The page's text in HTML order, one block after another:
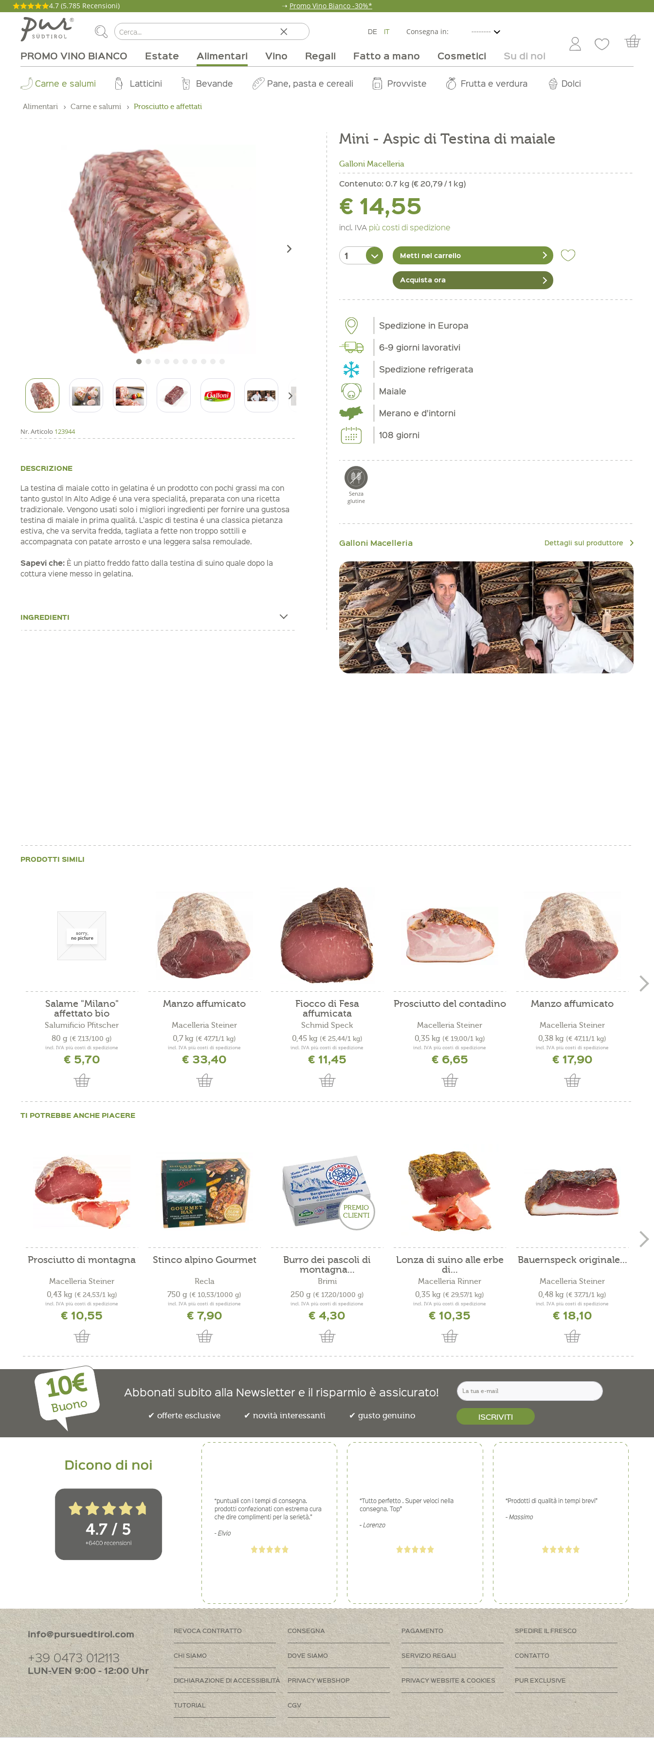
4.7 (5.785 Recensioni) ➝ Promo Vino Bianco -30%*
DE IT Consegna in:
PROMO VINO BIANCO Estate Alimentari Vino Regali Fatto a mano Cosmetici Su di noi
Aperitivo Brunch Per la grigliata Mondo delle fragole Mondo delle albicocche
Carne e salumi Latticini Bevande Pane, pasta e cereali Provviste Frutta e verdura Dolci
Tipi di vino Vitigni Zone vinicole Occasione Selezioni vino Vini in offerta
Pacchetti Abo Box Buono online Borse e confezioni
Cucina Casa Cirmolo
Salute e bellezza Tinture Profumi & fragranze
La nostra filosofia Magazine Produttori Team Nostri mercati Pur Exclusive Online Rivenditori Service Carriera
Alimentari Carne e salumi Prosciutto e affettati
Nr. Articolo 123944
DESCRIZIONE
La testina di maiale cotto in gelatina é un prodotto con pochi grassi ma con
tanto gusto! In Alto Adige é una vera specialitá, preparata con una ricetta
tradizionale. Vengono usati solo i migliori ingredienti per fornire una gustosa
testina di maiale in prima qualitá. L'aspic di testina é una classica pietanza
estiva, che va servita fredda, tagliata a fette non troppo sottili e
accompagnata con patate arrosto e una leggera salsa remoulade.
Sapevi che: È un piatto freddo fatto dalla testina di suino quale dopo la
cottura viene messo in gelatina.
INGREDIENTI
Mini - Aspic di Testina di maiale
Galloni Macelleria
Contenuto:0.7 kg (€ 20,79 / 1 kg)
€ 14,55
incl. IVA più costi di spedizione
Metti nel carrello
Acquista ora
Spedizione in Europa
6-9 giorni lavorativi
Spedizione refrigerata
Maiale
Merano e d'intorni
108 giorni
Senza
glutine
Galloni Macelleria Dettagli sul produttore
PRODOTTI SIMILI
Salame "Milano"
affettato bio
Salumificio Pfitscher
80 g (€ 7,13/100 g)
incl. IVA più costi di spedizione
€ 5,70
Manzo affumicato
Macelleria Steiner
0,7 kg (€ 47,71/1 kg)
incl. IVA più costi di spedizione
€ 33,40
Fiocco di Fesa
affumicata
Schmid Speck
0,45 kg (€ 25,44/1 kg)
incl. IVA più costi di spedizione
€ 11,45
Prosciutto del contadino
Macelleria Steiner
0,35 kg (€ 19,00/1 kg)
incl. IVA più costi di spedizione
€ 6,65
Manzo affumicato
Macelleria Steiner
0,38 kg (€ 47,11/1 kg)
incl. IVA più costi di spedizione
€ 17,90
TI POTREBBE ANCHE PIACERE
Prosciutto di montagna
Macelleria Steiner
0,43 kg (€ 24,53/1 kg)
incl. IVA più costi di spedizione
€ 10,55
Stinco alpino Gourmet
Recla
750 g (€ 10,53/1000 g)
incl. IVA più costi di spedizione
€ 7,90
PREMIO
CLIENTI
Burro dei pascoli di
montagna...
Brimi
250 g (€ 17,20/1000 g)
incl. IVA più costi di spedizione
€ 4,30
Lonza di suino alle erbe
di...
Macelleria Rinner
0,35 kg (€ 29,57/1 kg)
incl. IVA più costi di spedizione
€ 10,35
Bauernspeck originale...
Macelleria Steiner
0,48 kg (€ 37,71/1 kg)
incl. IVA più costi di spedizione
€ 18,10
10€
Buono
Abbonati subito alla Newsletter e il risparmio è assicurato!
offerte esclusive novità interessanti gusto genuino ISCRIVITI
info@pursuedtirol.com
+39 0473 012113
LUN-VEN 9:00 - 12:00 Uhr
REVOCA CONTRATTO CONSEGNA PAGAMENTO SPEDIRE IL FRESCO
CHI SIAMO DOVE SIAMO SERVIZIO REGALI CONTATTO
DICHIARAZIONE DI ACCESSIBILITÀ PRIVACY WEBSHOP PRIVACY WEBSITE & COOKIES PUR EXCLUSIVE
TUTORIAL CGV